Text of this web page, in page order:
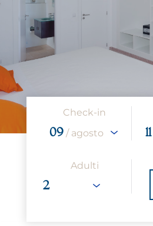
Check-in
09 / agosto 11
Adulti